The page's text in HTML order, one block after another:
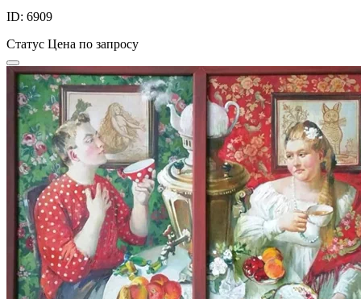
ID: 6909
Статус Цена по запросу